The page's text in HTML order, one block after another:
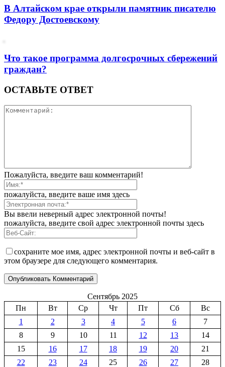
В Алтайском крае открыли памятник писателю
Федору Достоевскому
Что такое программа долгосрочных сбережений
граждан?
ОСТАВЬТЕ ОТВЕТ
Пожалуйста, введите ваш комментарий!
пожалуйста, введите ваше имя здесь
Вы ввели неверный адрес электронной почты!
пожалуйста, введите свой адрес электронной почты здесь
сохраните мое имя, адрес электронной почты и веб-сайт в
этом браузере для следующего комментария.
Сентябрь 2025
Пн
Вт Ср Чт Пт Сб
Вс
1
2 3 4 5 6
7
8
9 10 11 12 13
14
15
16 17 18 19 20
21
22
23 24 25 26 27
28